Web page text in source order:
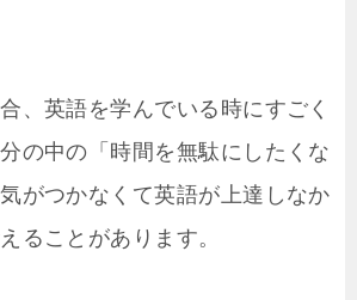
、英語を学んでいる時にすごく
の中の「時間を無駄にしたくな
がつかなくて英語が上達しなか
ることがあります。